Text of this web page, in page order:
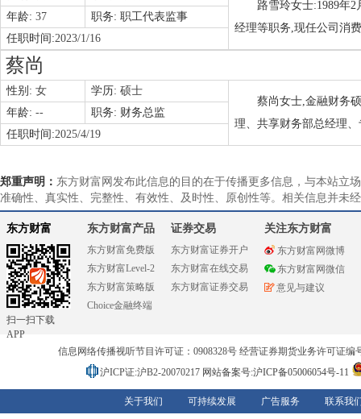
路雪玲女士:1989年
经理等职务,现任公司消
年龄: 37 职务: 职工代表监事
任职时间:2023/1/16
蔡尚
性别: 女 学历: 硕士
蔡尚女士,金融财务
理、共享财务部总经理
年龄: -- 职务: 财务总监
任职时间:2025/4/19
郑重声明： 东方财富网发布此信息的目的在于传播更多信息，与本站立
准确性、真实性、完整性、有效性、及时性、原创性等。相关信息并未
东方财富
扫一扫下载
APP
东方财富产品
东方财富免费版
东方财富Level-2
东方财富策略版
Choice金融终端
证券交易
东方财富证券开户
东方财富在线交易
东方财富证券交易
关注东方财富
东方财富网微博
东方财富网微信
意见与建议
信息网络传播视听节目许可证：0908328号 经营证券期货业务许可证编
沪ICP证:沪B2-20070217 网站备案号:沪ICP备05006054号-11
关于我们 可持续发展 广告服务 联系我